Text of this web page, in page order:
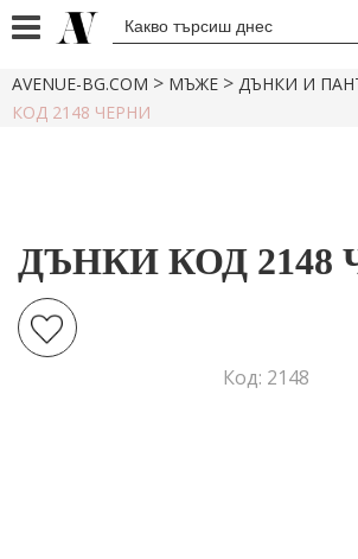
AVENUE-BG.COM > МЪЖЕ > ДЪНКИ И
КОД 2148 ЧЕРНИ
ДЪНКИ КОД 2148
Код: 2148